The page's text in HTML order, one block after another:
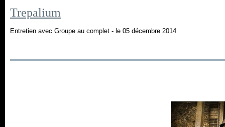
Trepalium
Entretien avec Groupe au complet - le 05 décembre 2014